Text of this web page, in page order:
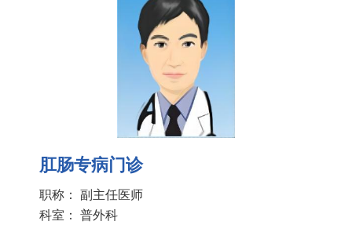
肛肠专病门诊
职称： 副主任医师
科室： 普外科